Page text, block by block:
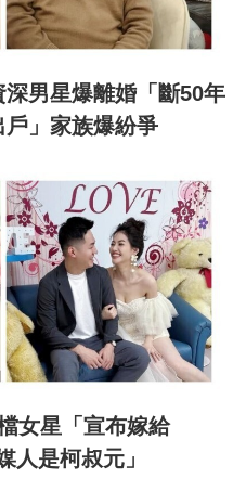
男星爆離婚「斷50年
」家族爆紛爭
女星「宣布嫁給
是柯叔元」